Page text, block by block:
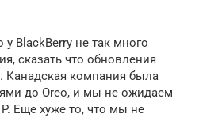
BlackBerry не так много
сказать что обновления
компания была
до Oreo, и мы не ожидаем
P. Еще хуже то, что мы не